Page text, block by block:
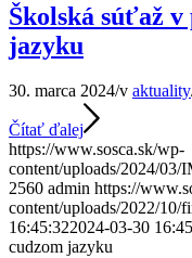
Školská súťaž v
jazyku
30. marca 2024/v aktuality
Čítať ďalej
https://www.sosca.sk/wp-
content/uploads/2024/03/
2560 admin https://
content/uploads/2022/10/
16:45:322024-03-30
cudzom jazyku